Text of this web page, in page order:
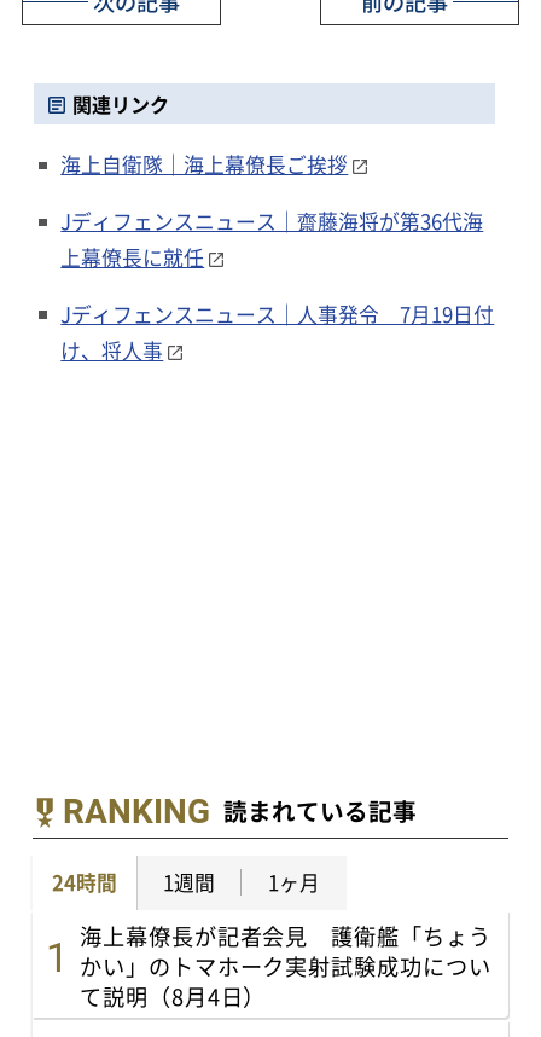
関連リンク
海上自衛隊｜海上幕僚長ご挨拶
Jディフェンスニュース｜齋藤海将が第36代海
上幕僚長に就任
Jディフェンスニュース｜人事発令 7月19日付
け、将人事
RANKING 読まれている記事
24時間 1週間 1ヶ月
海上幕僚長が記者会見 護衛艦「ちょう
かい」のトマホーク実射試験成功につい
て説明（8月4日）